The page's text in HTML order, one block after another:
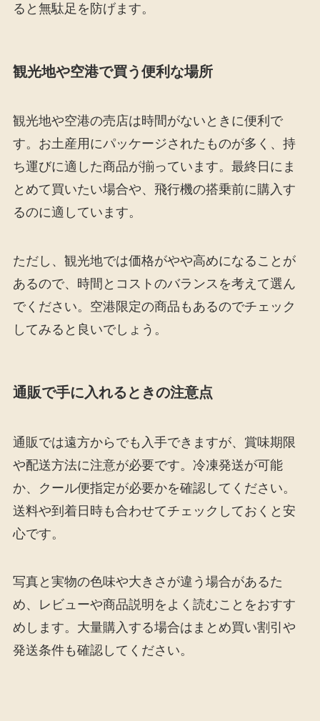
ると無駄足を防げます。
観光地や空港で買う便利な場所
観光地や空港の売店は時間がないときに便利で
す。お土産用にパッケージされたものが多く、持
ち運びに適した商品が揃っています。最終日にま
とめて買いたい場合や、飛行機の搭乗前に購入す
るのに適しています。
ただし、観光地では価格がやや高めになることが
あるので、時間とコストのバランスを考えて選ん
でください。空港限定の商品もあるのでチェック
してみると良いでしょう。
通販で手に入れるときの注意点
通販では遠方からでも入手できますが、賞味期限
や配送方法に注意が必要です。冷凍発送が可能
か、クール便指定が必要かを確認してください。
送料や到着日時も合わせてチェックしておくと安
心です。
写真と実物の色味や大きさが違う場合があるた
め、レビューや商品説明をよく読むことをおすす
めします。大量購入する場合はまとめ買い割引や
発送条件も確認してください。